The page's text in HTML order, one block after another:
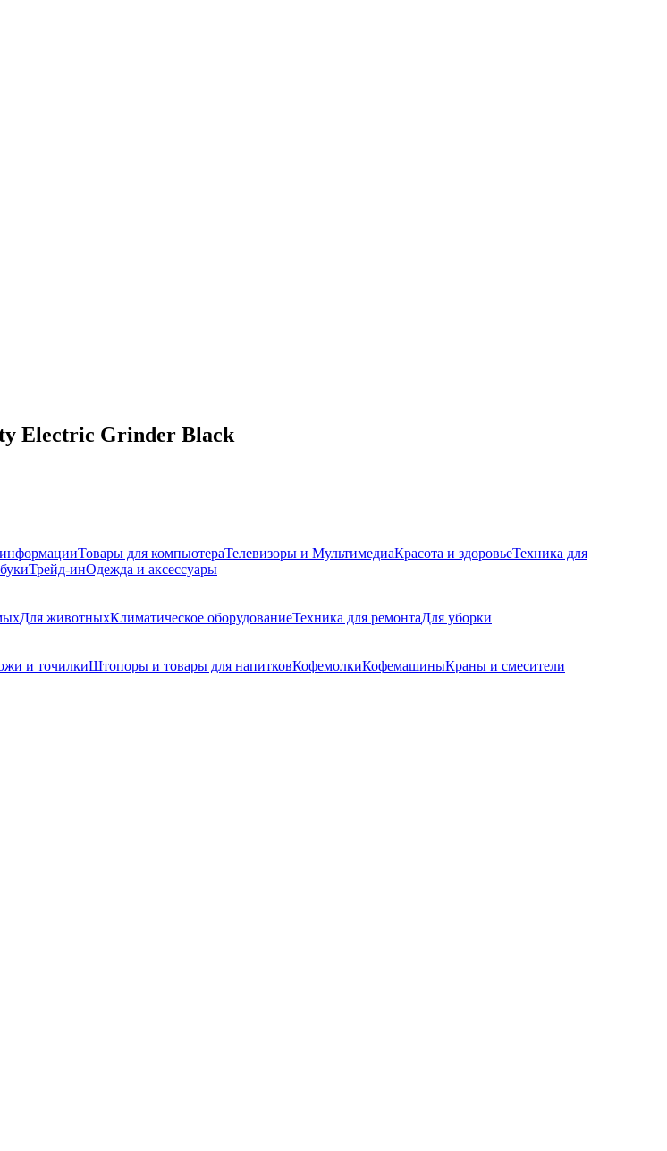
Electric Grinder Black
Товары для компьютераТелевизоры и МультимедиаКрасота и здоровьеТехника для
Трейд-инОдежда и аксессуары
Для животныхКлиматическое оборудованиеТехника для ремонтаДля уборки
и точилкиШтопоры и товары для напитковКофемолкиКофемашиныКраны и смесители